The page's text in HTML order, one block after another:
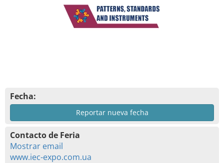
Fecha:
Reportar nueva fecha
Contacto de Feria
Mostrar email
www.iec-expo.com.ua